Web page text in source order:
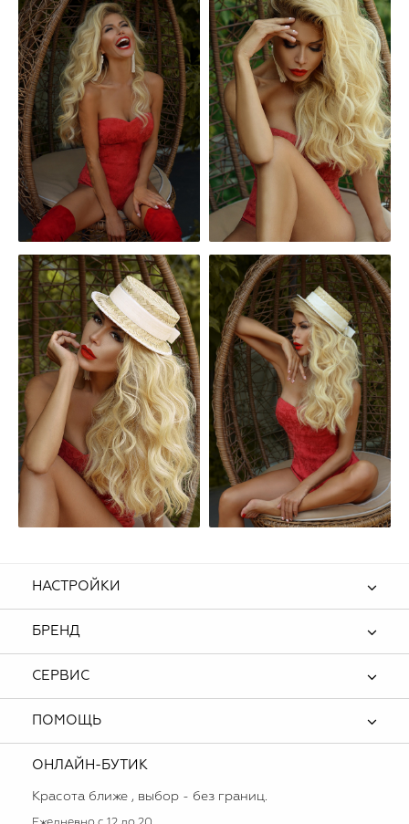
НАСТРОЙКИ
БРЕНД
СЕРВИС
ПОМОЩЬ
ОНЛАЙН-БУТИК
Красота ближе , выбор - без границ.